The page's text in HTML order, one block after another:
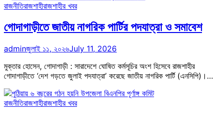
রাজনীতিরাজশাহীরাজশাহীর খবর
গোদাগাড়ীতে জাতীয় নাগরিক পার্টির পদযাত্রা ও সমাবেশ
adminজুলাই ১১, ২০২৬July 11, 2026
মুক্তার হোসেন, গোদাগাড়ী : সারাদেশে ঘোষিত কর্মসূচির অংশ হিসেবে রাজশাহীর
গোদাগাড়ীতে ‘দেশ গড়তে জুলাই পদযাত্রা’ করেছে জাতীয় নাগরিক পার্টি (এনসিপি)।…
রাজনীতিরাজশাহীরাজশাহীর খবর